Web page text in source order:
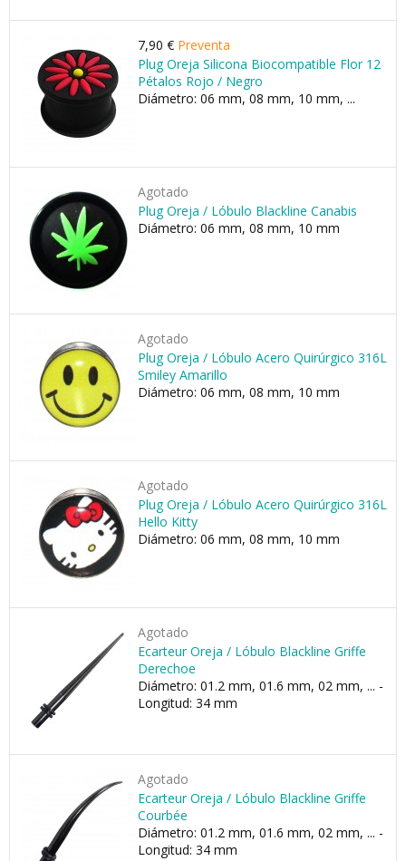
7,90 € Preventa
Plug Oreja Silicona Biocompatible Flor 12
Pétalos Rojo / Negro
Diámetro: 06 mm, 08 mm, 10 mm, ...
Agotado
Plug Oreja / Lóbulo Blackline Canabis
Diámetro: 06 mm, 08 mm, 10 mm
Agotado
Plug Oreja / Lóbulo Acero Quirúrgico 316L
Smiley Amarillo
Diámetro: 06 mm, 08 mm, 10 mm
Agotado
Plug Oreja / Lóbulo Acero Quirúrgico 316L
Hello Kitty
Diámetro: 06 mm, 08 mm, 10 mm
Agotado
Ecarteur Oreja / Lóbulo Blackline Griffe
Derechoe
Diámetro: 01.2 mm, 01.6 mm, 02 mm, ... -
Longitud: 34 mm
Agotado
Ecarteur Oreja / Lóbulo Blackline Griffe
Courbée
Diámetro: 01.2 mm, 01.6 mm, 02 mm, ... -
Longitud: 34 mm